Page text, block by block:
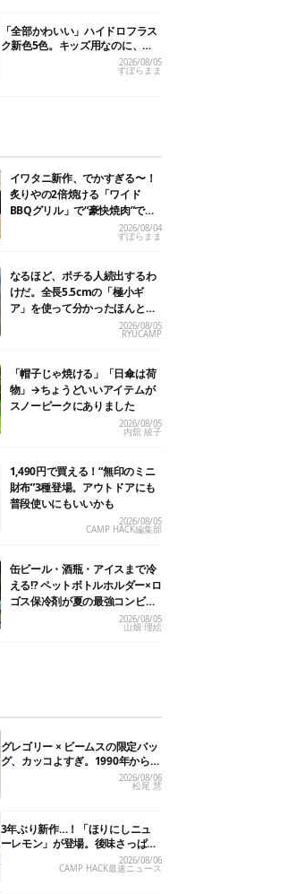
「全部かわいい」ハイドロフラス
ク新色5色。キッズ用なのに、大
2026/08/05
ずぼらまま
イワタニ新作、でかすぎる〜！
炙りやの2倍焼ける「ワイド
BBQグリル」で“豪快焼肉”でき
2026/08/04
ずぼらまま
なるほど、ポチる人続出するわ
けだ。全長5.5cmの「極小ギ
ア」を使って分かったほんとの
2026/08/05
RYUCAMP
「帽子じゃ焼ける」「日傘は荷
物」→ちょうどいいアイテムが
スノーピークにありました
2026/08/05
内舘 綾子
1,490円で買える！“無印のミニ
財布”3種登場。アウトドアにも
普段使いにもいいかも
2026/08/05
CAMP HACK編集部
缶ビール・酒瓶・アイスまで冷
える!? ペットボトルホルダー×ロ
ゴス保冷剤が夏の最強コンビだ
2026/08/05
山畑 理絵
グレゴリー × ビームスの限定バッ
グ、カッコよすぎ。1990年から“3
年のみ使用”されていた、紫タグ
2026/08/06
松尾 慧
3年ぶり新作…！「ほりにしニュ
ーレモン」が登場。後味さっぱり
の万能スパイス！【8月21日発
2026/08/06
CAMP HACK最速ニュース